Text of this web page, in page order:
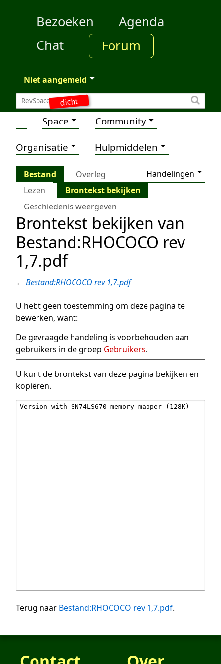
dicht
Bezoeken
Agenda
Chat
Forum
Niet aangemeld
Space Community
Organisatie Hulpmiddelen
Bestand Overleg
Handelingen
Lezen
Brontekst bekijken
Geschiedenis weergeven
Brontekst bekijken van
Bestand:RHOCOCO rev
1,7.pdf
← Bestand:RHOCOCO rev 1,7.pdf
U hebt geen toestemming om deze pagina te
bewerken, want:
De gevraagde handeling is voorbehouden aan
gebruikers in de groep Gebruikers.
U kunt de brontekst van deze pagina bekijken en
kopiëren.
Terug naar Bestand:RHOCOCO rev 1,7.pdf.